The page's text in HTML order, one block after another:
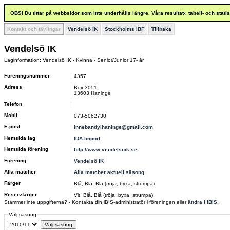
OBS! Du tittar på webbsidor som inte underhålls längre. Våra resultat-, tabell- och
Kontakt och tävlingar Vendelsö IK Stockholms IBF Tillbaka
Vendelsö IK
Laginformation: Vendelsö IK - Kvinna - Senior/Junior 17- år
Föreningsnummer
4357
Adress
Box 3051
13603 Haninge
Telefon
Mobil
073-5062730
E-post
innebandyihaninge@gmail.com
Hemsida lag
IDA-Import
Hemsida förening
http://www.vendelsoik.se
Förening
Vendelsö IK
Alla matcher
Alla matcher aktuell säsong
Färger
Blå, Blå, Blå (tröja, byxa, strumpa)
Reservfärger
Vit, Blå, Blå (tröja, byxa, strumpa)
Stämmer inte uppgifterna? - Kontakta din iBIS-administratör i föreningen ellerändra i iBIS
Välj säsong